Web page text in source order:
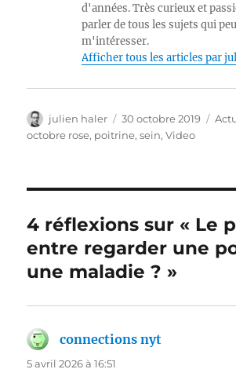
d'années. Très curieux et
parler de tous les sujets qui
m'intéresser.
Afficher tous les articles par
Auteur
julien haler
Publié
le
30 octobre 2019
octobre rose, poitrine,sein,Video
4 réflexions sur « Le
entre regarder une
une maladie ? »
connections nyt
5 avril 2026 à 16:51